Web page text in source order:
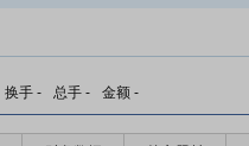
换手 - 总手 - 金额 -